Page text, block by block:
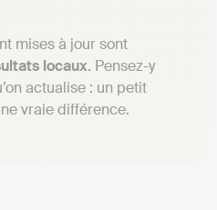
mises à jour sont
locaux. Pensez-y
actualise : un petit
vraie différence.